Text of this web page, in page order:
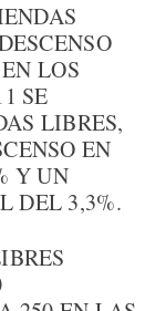
LOS
SE
LIBRES,
EN
Y UN
DEL 3,3%.